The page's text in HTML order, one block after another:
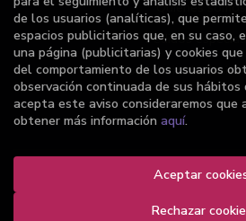
Quiénes somos
Pedidos
Formulario de
Librería Joker. Todos los
de los usuarios (analíticas), que
espacios publicitarios que, en su caso,
una página (publicitarias) y cookies
del comportamiento de los usuarios
observación continuada de sus hábitos
acepta este aviso consideraremos que
obtener más información aquí.
Rechazar
Aceptar